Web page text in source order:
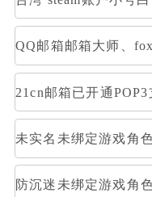
QQ邮箱邮箱大师、
21cn邮箱已开通
未实名未绑定游戏角
防沉迷未绑定游戏角